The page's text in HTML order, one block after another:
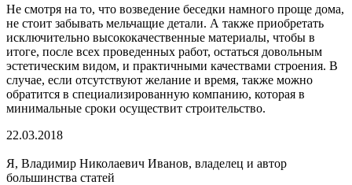
Не смотря на то, что возведение беседки намного проще дома,
не стоит забывать мельчащие детали. А также приобретать
исключительно высококачественные материалы, чтобы в
итоге, после всех проведенных работ, остаться довольным
эстетическим видом, и практичными качествами строения. В
случае, если отсутствуют желание и время, также можно
обратится в специализированную компанию, которая в
минимальные сроки осуществит строительство.
22.03.2018
Я, Владимир Николаевич Иванов, владелец и автор
большинства статей